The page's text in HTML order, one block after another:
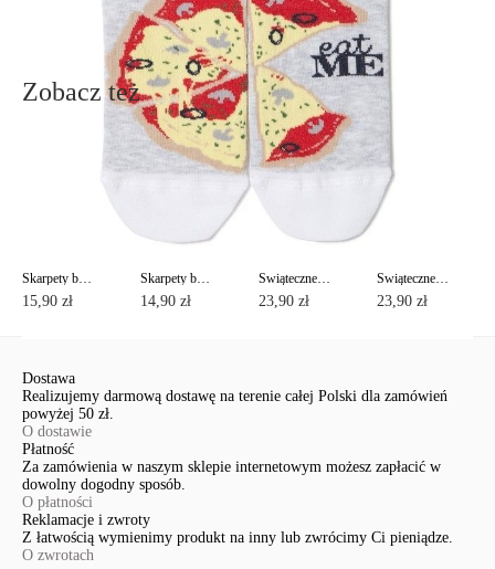
Zobacz też
Skarpety bawełniane CLASSIC z kryształkami i lureksem
15,90 zł
Skarpety bawełniane ACTIVE
14,90 zł
Świąteczne bawełniane skarpety z lureksem
23,90 zł
Świąteczne bawełniane skarpety z lureksem
23,90 zł
Dostawa
Realizujemy darmową dostawę na terenie całej Polski dla zamówień
powyżej 50 zł.
O dostawie
Płatność
Za zamówienia w naszym sklepie internetowym możesz zapłacić w
dowolny dogodny sposób.
O płatności
Reklamacje i zwroty
Z łatwością wymienimy produkt na inny lub zwrócimy Ci pieniądze.
O zwrotach